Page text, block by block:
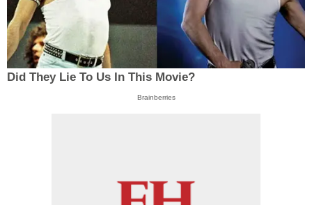
Did They Lie To Us In This Movie?
Brainberries